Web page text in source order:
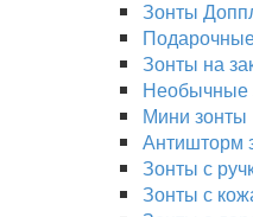
Зонты
Зонты на
Необычные
Мини зонты
Антишторм
Зонты с
Зонты с